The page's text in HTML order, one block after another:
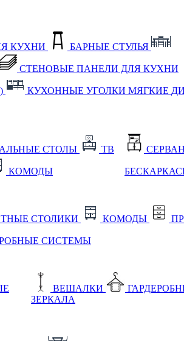
КУХНИ БАРНЫЕ СТУЛЬЯ
СТЕНОВЫЕ ПАНЕЛИ ДЛЯ КУХНИ
КУХОННЫЕ УГОЛКИ МЯГКИЕ
СТОЛЫ ТВ
КОМОДЫ
СТОЛИКИ КОМОДЫ
СИСТЕМЫ
ВЕШАЛКИ
ЗЕРКАЛА